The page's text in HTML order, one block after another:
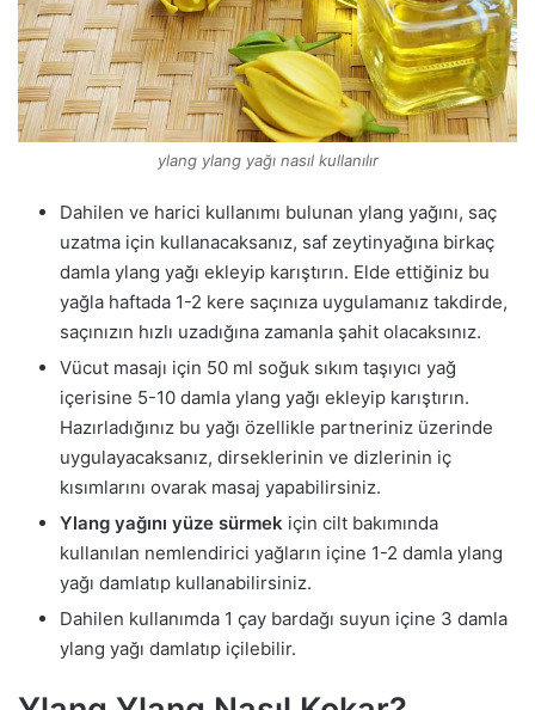
ylang ylang yağı nasıl kullanılır
Dahilen ve harici kullanımı bulunan ylang yağını, saç
uzatma için kullanacaksanız, saf zeytinyağına birkaç
damla ylang yağı ekleyip karıştırın. Elde ettiğiniz bu
yağla haftada 1-2 kere saçınıza uygulamanız takdirde,
saçınızın hızlı uzadığına zamanla şahit olacaksınız.
Vücut masajı için 50 ml soğuk sıkım taşıyıcı yağ
içerisine 5-10 damla ylang yağı ekleyip karıştırın.
Hazırladığınız bu yağı özellikle partneriniz üzerinde
uygulayacaksanız, dirseklerinin ve dizlerinin iç
kısımlarını ovarak masaj yapabilirsiniz.
Ylang yağını yüze sürmek için cilt bakımında
kullanılan nemlendirici yağların içine 1-2 damla ylang
yağı damlatıp kullanabilirsiniz.
Dahilen kullanımda 1 çay bardağı suyun içine 3 damla
ylang yağı damlatıp içilebilir.